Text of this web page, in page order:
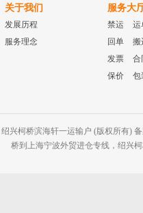
关于我们
发展历程
服务理念
服务大
禁运
运
回单
搬
发票
合
保价
包
绍兴柯桥滨海轩一运输户 (版权所有)
桥到上海宁波外贸进仓专线，绍兴